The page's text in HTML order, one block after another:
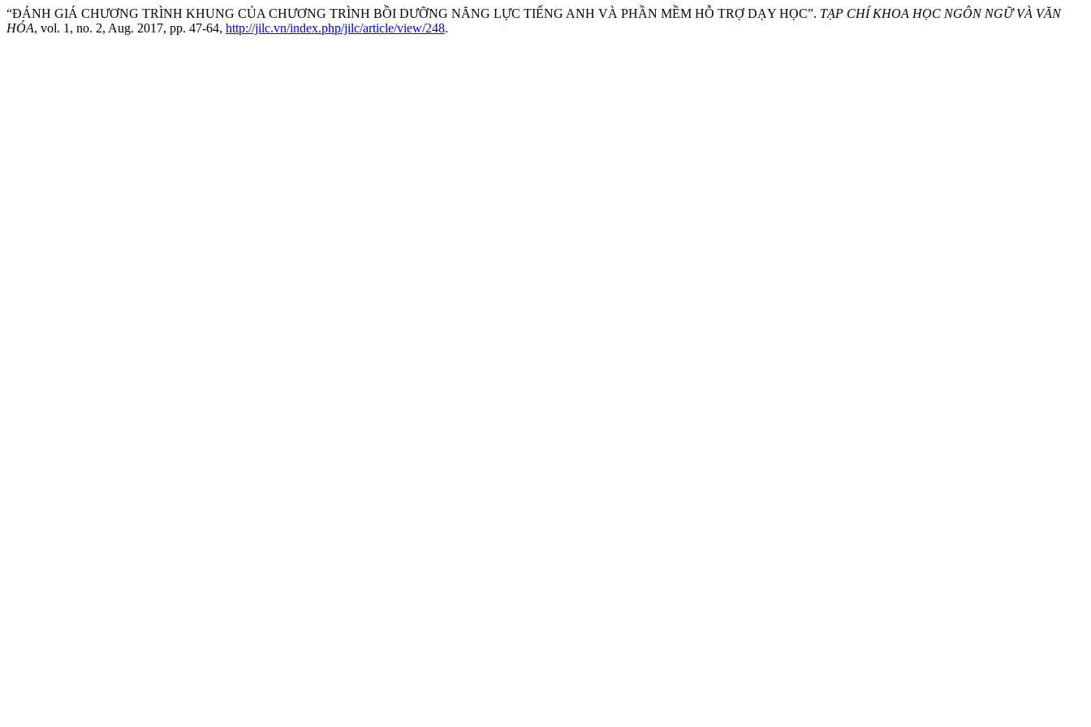
“ĐÁNH GIÁ CHƯƠNG TRÌNH KHUNG CỦA CHƯƠNG TRÌNH BỒI DƯỠNG NĂNG LỰC TIẾNG ANH VÀ PHẦN MỀM HỖ TRỢ DẠY HỌC”. TẠP CHÍ KHOA HỌC NGÔN NGỮ VÀ VĂN
HÓA, vol. 1, no. 2, Aug. 2017, pp. 47-64, http://jilc.vn/index.php/jilc/article/view/248.